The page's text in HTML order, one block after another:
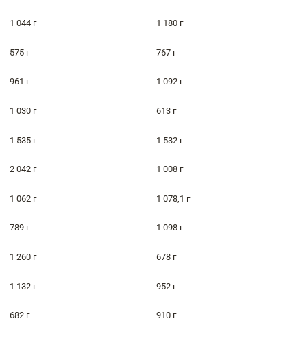
1 044 г 1 180 г
575 г 767 г
961 г 1 092 г
1 030 г 613 г
1 535 г 1 532 г
2 042 г 1 008 г
1 062 г 1 078,1 г
789 г 1 098 г
1 260 г 678 г
1 132 г 952 г
682 г 910 г